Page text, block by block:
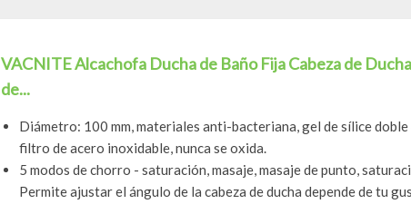
VACNITE Alcachofa Ducha de Baño Fija Cabeza de
de...
Diámetro: 100 mm, materiales anti-bacteriana, gel de sílice
filtro de acero inoxidable, nunca se oxida.
5 modos de chorro - saturación, masaje, masaje de punto,
Permite ajustar el ángulo de la cabeza de ducha depende de tu